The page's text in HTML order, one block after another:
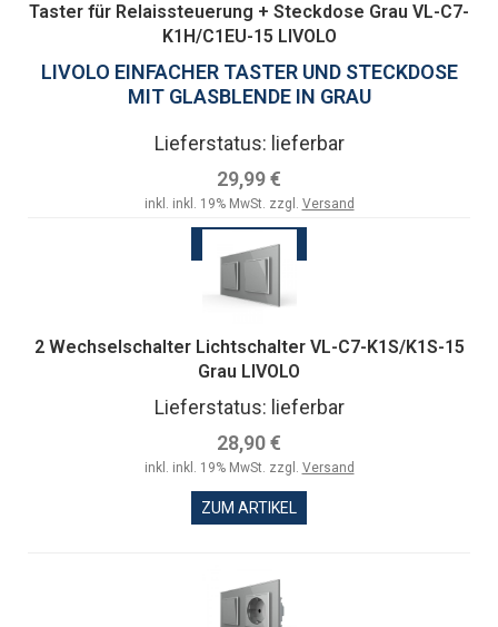
Taster für Relaissteuerung + Steckdose Grau VL-C7-
K1H/C1EU-15 LIVOLO
LIVOLO EINFACHER TASTER UND STECKDOSE
MIT GLASBLENDE IN GRAU
Lieferstatus: lieferbar
29,99 €
inkl. inkl. 19% MwSt. zzgl. Versand
ZUM ARTIKEL
2 Wechselschalter Lichtschalter VL-C7-K1S/K1S-15
Grau LIVOLO
Lieferstatus: lieferbar
28,90 €
inkl. inkl. 19% MwSt. zzgl. Versand
ZUM ARTIKEL